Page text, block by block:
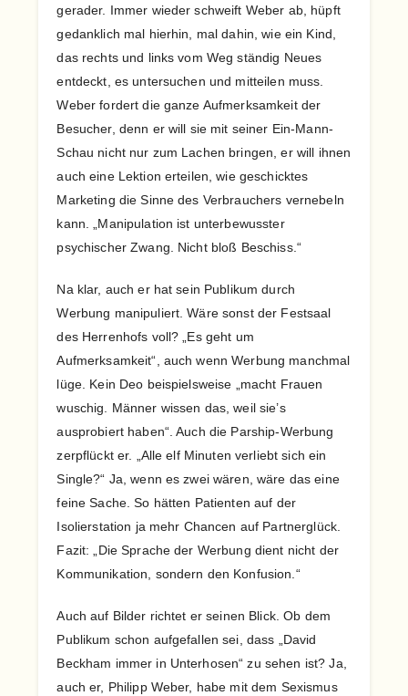
gerader. Immer wieder schweift Weber ab, hüpft
gedanklich mal hierhin, mal dahin, wie ein Kind,
das rechts und links vom Weg ständig Neues
entdeckt, es untersuchen und mitteilen muss.
Weber fordert die ganze Aufmerksamkeit der
Besucher, denn er will sie mit seiner Ein-Mann-
Schau nicht nur zum Lachen bringen, er will ihnen
auch eine Lektion erteilen, wie geschicktes
Marketing die Sinne des Verbrauchers vernebeln
kann. „Manipulation ist unterbewusster
psychischer Zwang. Nicht bloß Beschiss.“
Na klar, auch er hat sein Publikum durch
Werbung manipuliert. Wäre sonst der Festsaal
des Herrenhofs voll? „Es geht um
Aufmerksamkeit“, auch wenn Werbung manchmal
lüge. Kein Deo beispielsweise „macht Frauen
wuschig. Männer wissen das, weil sie’s
ausprobiert haben“. Auch die Parship-Werbung
zerpflückt er. „Alle elf Minuten verliebt sich ein
Single?“ Ja, wenn es zwei wären, wäre das eine
feine Sache. So hätten Patienten auf der
Isolierstation ja mehr Chancen auf Partnerglück.
Fazit: „Die Sprache der Werbung dient nicht der
Kommunikation, sondern den Konfusion.“
Auch auf Bilder richtet er seinen Blick. Ob dem
Publikum schon aufgefallen sei, dass „David
Beckham immer in Unterhosen“ zu sehen ist? Ja,
auch er, Philipp Weber, habe mit dem Sexismus